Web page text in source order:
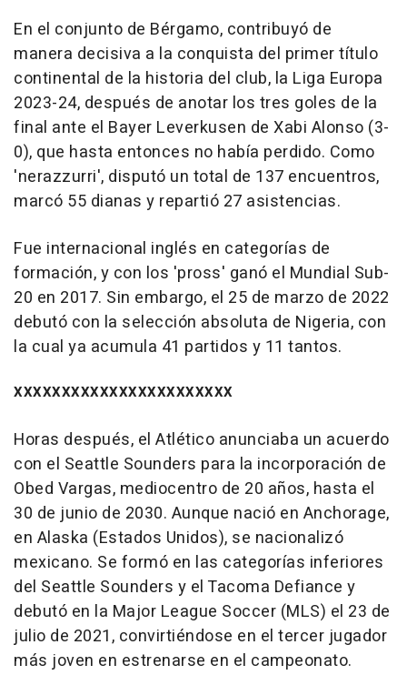
En el conjunto de Bérgamo, contribuyó de
manera decisiva a la conquista del primer título
continental de la historia del club, la Liga Europa
2023-24, después de anotar los tres goles de la
final ante el Bayer Leverkusen de Xabi Alonso (3-
0), que hasta entonces no había perdido. Como
'nerazzurri', disputó un total de 137 encuentros,
marcó 55 dianas y repartió 27 asistencias.
Fue internacional inglés en categorías de
formación, y con los 'pross' ganó el Mundial Sub-
20 en 2017. Sin embargo, el 25 de marzo de 2022
debutó con la selección absoluta de Nigeria, con
la cual ya acumula 41 partidos y 11 tantos.
XXXXXXXXXXXXXXXXXXXXXXX
Horas después, el Atlético anunciaba un acuerdo
con el Seattle Sounders para la incorporación de
Obed Vargas, mediocentro de 20 años, hasta el
30 de junio de 2030. Aunque nació en Anchorage,
en Alaska (Estados Unidos), se nacionalizó
mexicano. Se formó en las categorías inferiores
del Seattle Sounders y el Tacoma Defiance y
debutó en la Major League Soccer (MLS) el 23 de
julio de 2021, convirtiéndose en el tercer jugador
más joven en estrenarse en el campeonato.